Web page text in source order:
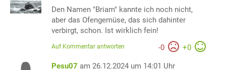
Den Namen "Briam" kannte ich noch nicht,
aber das Ofengemüse, das sich dahinter
verbirgt, schon. Ist wirklich fein!
-0 +0
Auf Kommentar antworten
Pesu07 am 26.12.2024 um 14:01 Uhr